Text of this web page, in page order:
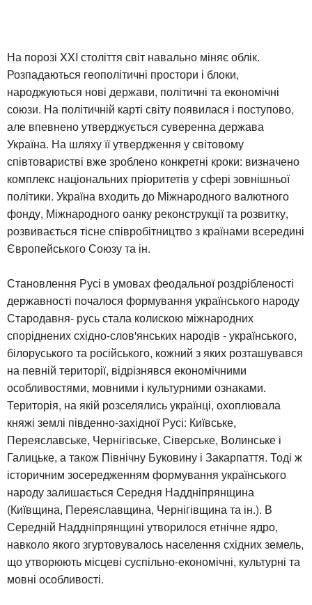
На порозі XXI століття світ навально міняє облік.
Розпадаються геополітичні простори і блоки,
народжуються нові держави, політичні та економічні
союзи. На політичній карті світу появилася і поступово,
але впевнено утверджується суверенна держава
Україна. На шляху її утвердження у світовому
співтоваристві вже зроблено конкретні кроки: визначено
комплекс національних пріоритетів у сфері зовнішньої
політики. Україна входить до Міжнародного валютного
фонду, Міжнародного оанку реконструкції та розвитку,
розвивається тісне співробітництво з країнами всередині
Європейського Союзу та ін.
Становлення Русі в умовах феодальної роздрібленості
державності почалося формування українського народу
Стародавня- русь стала колискою міжнародних
споріднених східно-слов'янських народів - українського,
білоруського та російського, кожний з яких розташувався
на певній території, відрізнявся економічними
особливостями, мовними і культурними ознаками.
Територія, на якій розселялись українці, охоплювала
княжі землі південно-західної Русі: Київське,
Переяславське, Чернігівське, Сіверське, Волинське і
Галицьке, а також Північну Буковину і Закарпаття. Тоді ж
історичним зосередженням формування українського
народу залишається Середня Наддніпрянщина
(Київщина, Переяславщина, Чернігівщина та ін.). В
Середній Наддніпрянщині утворилося етнічне ядро,
навколо якого згуртовувалось населення східних земель,
що утворюють місцеві суспільно-економічні, культурні та
мовні особливості.